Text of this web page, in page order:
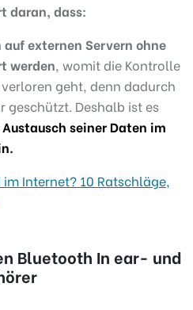
daran, dass:
auf externen Servern ohne
werden, womit die Kontrolle
geht, denn dadurch
geschützt. Deshalb ist es
seiner Daten im
im Internet? 10 Ratschläge,
Bluetooth In ear- und